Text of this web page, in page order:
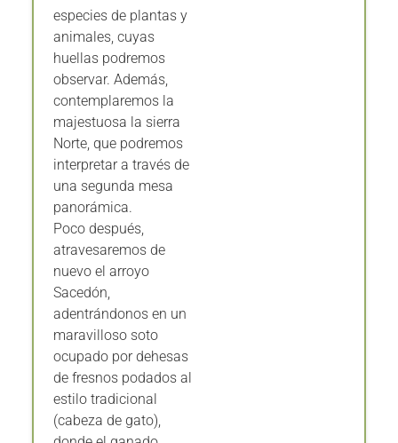
especies de plantas y
animales, cuyas
huellas podremos
observar. Además,
contemplaremos la
majestuosa la sierra
Norte, que podremos
interpretar a través de
una segunda mesa
panorámica.
Poco después,
atravesaremos de
nuevo el arroyo
Sacedón,
adentrándonos en un
maravilloso soto
ocupado por dehesas
de fresnos podados al
estilo tradicional
(cabeza de gato),
donde el ganado